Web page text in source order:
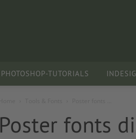
PHOTOSHOP-TUTORIALS
Poster fonts